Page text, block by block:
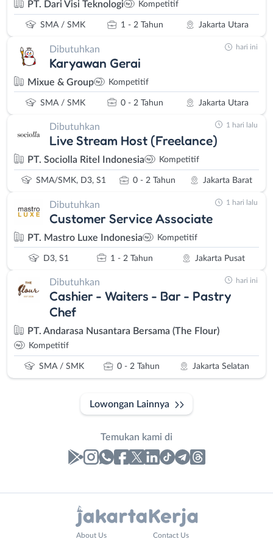
PT. Dari Visi Teknologi Kompetitif
SMA / SMK 1 - 2 Tahun Jakarta Utara
Dibutuhkan
Karyawan Gerai
Mixue & Group Kompetitif
SMA / SMK 0 - 2 Tahun Jakarta Utara
hari ini
Dibutuhkan
Live Stream Host (Freelance)
PT. Sociolla Ritel Indonesia Kompetitif
SMA/SMK, D3, S1 0 - 2 Tahun Jakarta Barat
1 hari lalu
Dibutuhkan
Customer Service Associate
PT. Mastro Luxe Indonesia Kompetitif
D3, S1 1 - 2 Tahun Jakarta Pusat
1 hari lalu
Dibutuhkan
Cashier - Waiters - Bar - Pastry
Chef
PT. Andarasa Nusantara Bersama (The Flour)
Kompetitif
SMA / SMK 0 - 2 Tahun Jakarta Selatan
hari ini
Lowongan Lainnya
Temukan kami di
About Us Contact Us